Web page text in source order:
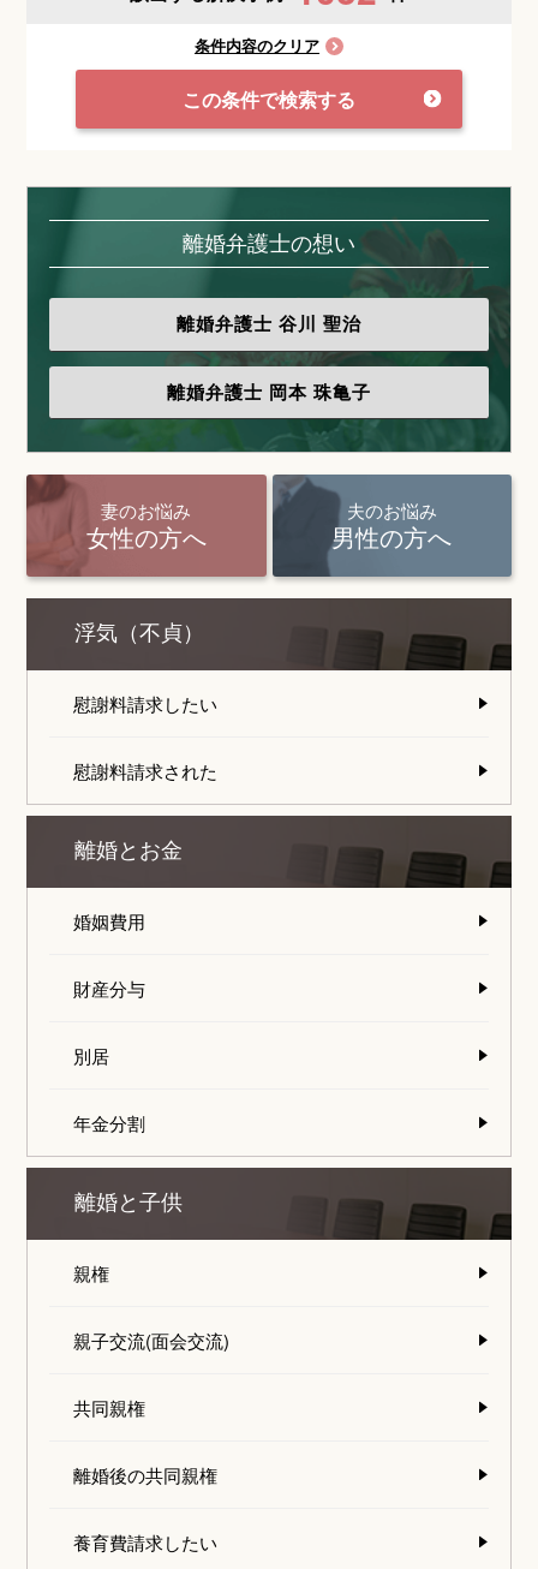
条件内容のクリア
この条件で検索する
離婚弁護士の想い
離婚弁護士 谷川 聖治
離婚弁護士 岡本 珠亀子
妻のお悩み
女性の方へ
夫のお悩み
男性の方へ
浮気（不貞）
慰謝料請求したい
慰謝料請求された
離婚とお金
婚姻費用
財産分与
別居
年金分割
離婚と子供
親権
親子交流(面会交流)
共同親権
離婚後の共同親権
養育費請求したい